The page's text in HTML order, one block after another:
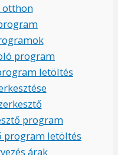
otthon
program
letöltés
program
program letöltés
árak